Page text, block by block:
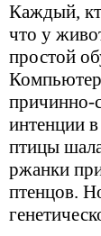
Каждый,
что у
простой
Компьютер
причинно-
интенции
птицы
ржанки
птенцов.